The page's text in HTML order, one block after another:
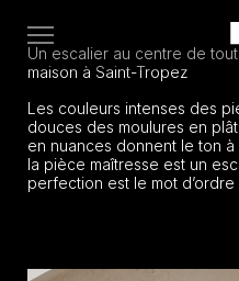
Open
menu
Un escalier au centre de
maison à Saint-Tropez
Les couleurs intenses des
douces des moulures en
en nuances donnent le ton
la pièce maîtresse est un
perfection est le mot